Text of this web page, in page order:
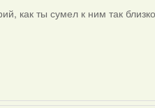
как ты сумел к ним так